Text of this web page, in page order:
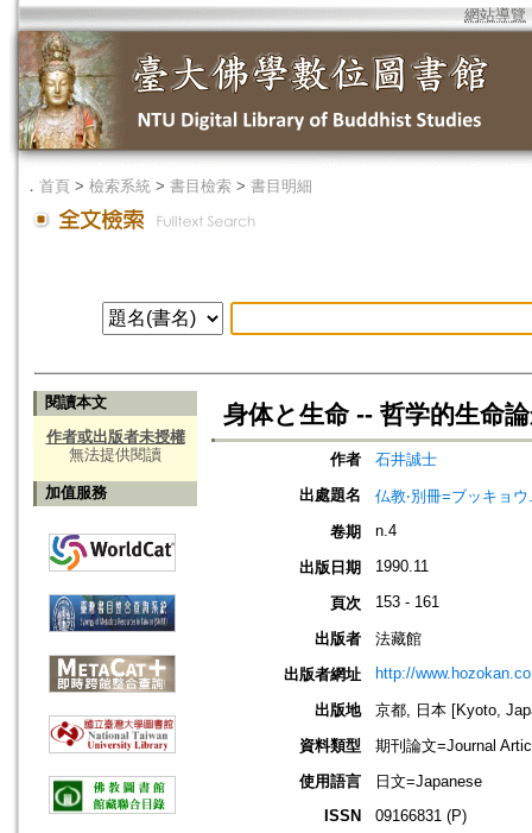
網站導覽
． 首頁 > 檢索系統 > 書目檢索 > 書目明細
閱讀本文
作者或出版者未授權
無法提供閱讀
加值服務
身体と生命 -- 哲学的生命
作者
石井誠士
出處題名
仏教‧別冊=ブッキョ
卷期
n.4
出版日期 1990.11
頁次 153 - 161
出版者
法藏館
出版者網址
http://
出版地
京都, 日本 [Kyoto,
資料類型
期刊論文=Journal
使用語言
日文=Japanese
ISSN
09166831 (P)